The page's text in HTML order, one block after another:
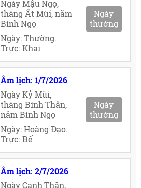
Ngày Mậu Ngọ,
tháng Ất Mùi, năm
Bính Ngọ
Ngày: Thường.
Trực: Khai
Ngày
thường
Âm lịch: 1/7/2026
Ngày Kỷ Mùi,
tháng Bính Thân,
năm Bính Ngọ
Ngày: Hoàng Đạo.
Trực: Bế
Ngày
thường
Âm lịch: 2/7/2026
Ngày Canh Thân,